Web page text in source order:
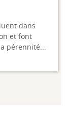
dans
et font
pérennité...